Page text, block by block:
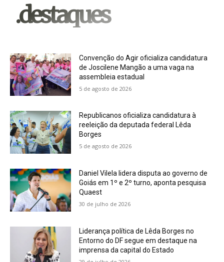
.destaques
Convenção do Agir oficializa candidatura
de Joscilene Mangão a uma vaga na
assembleia estadual
5 de agosto de 2026
Republicanos oficializa candidatura à
reeleição da deputada federal Lêda
Borges
5 de agosto de 2026
Daniel Vilela lidera disputa ao governo de
Goiás em 1º e 2º turno, aponta pesquisa
Quaest
30 de julho de 2026
Liderança política de Lêda Borges no
Entorno do DF segue em destaque na
imprensa da capital do Estado